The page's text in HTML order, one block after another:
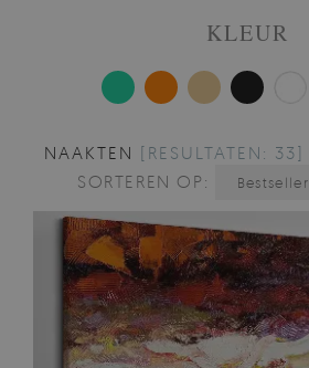
KLEUR
NAAKTEN [RESULTATEN: 33]
SORTEREN OP:
Bestseller